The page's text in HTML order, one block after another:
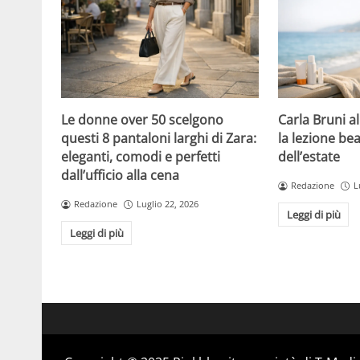
Le donne over 50 scelgono
questi 8 pantaloni larghi di Zara:
eleganti, comodi e perfetti
dall’ufficio alla cena
Redazione Luglio 22, 2026
Leggi di più
Carla Bruni
la lezione
dell’estate
Redazione
Leggi di più